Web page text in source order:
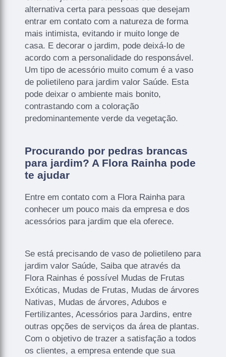
alternativa certa para pessoas que desejam
entrar em contato com a natureza de forma
mais intimista, evitando ir muito longe de
casa. E decorar o jardim, pode deixá-lo de
acordo com a personalidade do responsável.
Um tipo de acessório muito comum é a vaso
de polietileno para jardim valor Saúde. Esta
pode deixar o ambiente mais bonito,
contrastando com a coloração
predominantemente verde da vegetação.
Procurando por pedras brancas
para jardim? A Flora Rainha pode
te ajudar
Entre em contato com a Flora Rainha para
conhecer um pouco mais da empresa e dos
acessórios para jardim que ela oferece.
Se está precisando de vaso de polietileno para
jardim valor Saúde, Saiba que através da
Flora Rainhas é possível Mudas de Frutas
Exóticas, Mudas de Frutas, Mudas de árvores
Nativas, Mudas de árvores, Adubos e
Fertilizantes, Acessórios para Jardins, entre
outras opções de serviços da área de plantas.
Com o objetivo de trazer a satisfação a todos
os clientes, a empresa entende que sua